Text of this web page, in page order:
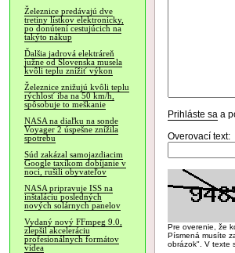
Železnice predávajú dve
tretiny lístkov elektronicky,
po donútení cestujúcich na
takýto nákup
Ďalšia jadrová elektráreň
južne od Slovenska musela
kvôli teplu znížiť výkon
Železnice znižujú kvôli teplu
rýchlosť iba na 50 km/h,
spôsobuje to meškanie
NASA na diaľku na sonde
Voyager 2 úspešne znížila
spotrebu
Súd zakázal samojazdiacim
Google taxíkom dobíjanie v
noci, rušili obyvateľov
NASA pripravuje ISS na
inštaláciu posledných
nových solárnych panelov
Vydaný nový FFmpeg 9.0,
zlepšil akceleráciu
profesionálnych formátov
videa
Prihláste sa a
Overovací text:
Pre overenie, že
Písmená musíte
obrázok". V texte